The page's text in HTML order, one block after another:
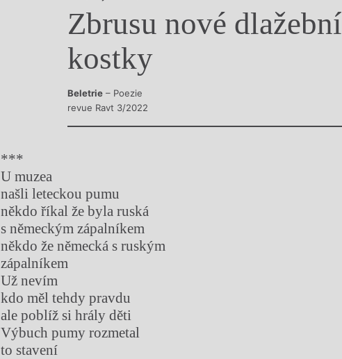
Výroční cenyZbrusu nové dlažební
kostky
Beletrie – Poezie
revue Ravt 3/2022
***
U muzea
našli leteckou pumu
někdo říkal že byla ruská
s německým zápalníkem
někdo že německá s ruským
zápalníkem
Už nevím
kdo měl tehdy pravdu
ale poblíž si hrály děti
Výbuch pumy rozmetal
to stavení